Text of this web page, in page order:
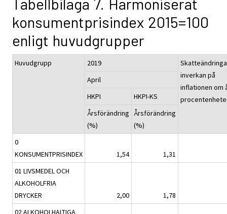
konsumentprisindex 2015=100
enligt huvudgrupper
Huvudgrupp 2019
inverkan på
inflationen om
April
HKPI
HKPI-KS
Årsförändring
(%)
Årsförändring
(%)
0
KONSUMENTPRISINDEX
1,54
1,31
01 LIVSMEDEL OCH
ALKOHOLFRIA
DRYCKER
2,00
1,78
02 ALKOHOLHALTIGA